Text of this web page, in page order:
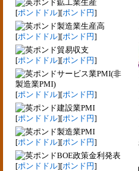
鉱工業生産
[ポンドドル][ポンド円]
製造業生産高
[ポンドドル][ポンド円]
貿易収支
[ポンドドル][ポンド円]
サービス業PMI(非
製造業PMI)
[ポンドドル][ポンド円]
建設業PMI
[ポンドドル][ポンド円]
製造業PMI
[ポンドドル][ポンド円]
BOE政策金利発表
[ポンドドル][ポンド円]